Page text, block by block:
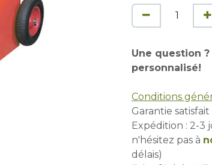
Une question
personnalisé!
Conditions
Garantie
Expédition : 2-3
n'hésitez pas à
délais)